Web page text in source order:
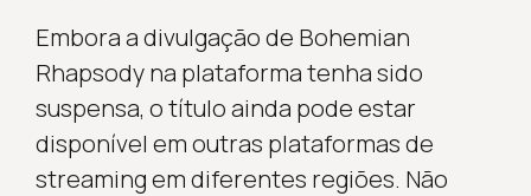
Embora a divulgação de Bohemian
Rhapsody na plataforma tenha sido
suspensa, o título ainda pode estar
disponível em outras plataformas de
streaming em diferentes regiões. Não